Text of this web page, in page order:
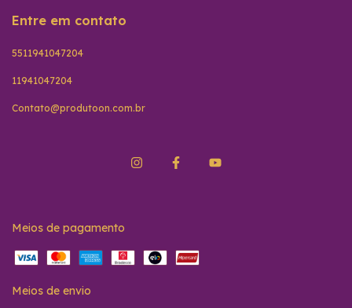
Entre em contato
5511941047204
11941047204
Contato@produtoon.com.br
Meios de pagamento
Meios de envio